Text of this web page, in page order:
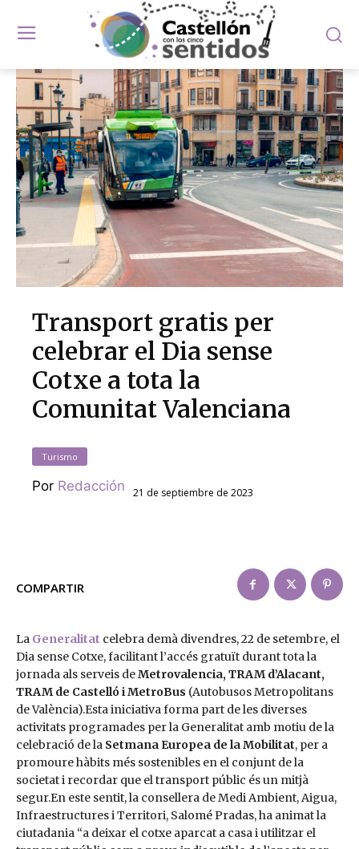
Transport gratis per
celebrar el Dia sense
Cotxe a tota la
Comunitat Valenciana
Turismo
Por Redacción 21 de septiembre de 2023
COMPARTIR
La Generalitat celebra demà divendres, 22 de setembre, el
Dia sense Cotxe, facilitant l’accés gratuït durant tota la
jornada als serveis deMetrovalencia, TRAM d’Alacant,
TRAM de Castelló i MetroBus (Autobusos Metropolitans
de València).Esta iniciativa forma part de les diverses
activitats programades per la Generalitat amb motiu de la
celebració de la Setmana Europea de la Mobilitat, per a
promoure hàbits més sostenibles en el conjunt de la
societat i recordar que el transport públic és un mitjà
segur.En este sentit, la consellera de Medi Ambient, Aigua,
Infraestructures i Territori, Salomé Pradas, ha animat la
ciutadania “a deixar el cotxe aparcat a casa i utilitzar el